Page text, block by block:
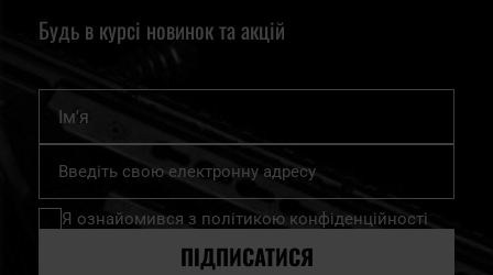
Будь в курсі новинок та акцій
Підпишіться
нашу
розсилку
Я ознайомився з політикою конфіденційності
ПІДПИСАТИСЯ